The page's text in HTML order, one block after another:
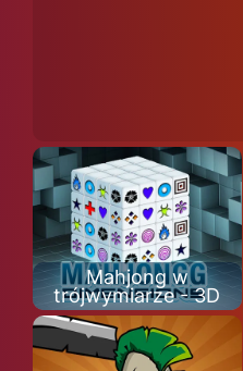
Mahjong w
trójwymiarze - 3D